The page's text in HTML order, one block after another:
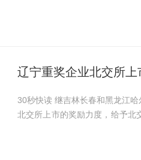
辽宁重奖企业北交所
30秒快读 继吉林长春和黑龙江哈尔滨之后，辽宁也于近日出台利好政策加大企业在
北交所上市的奖励力度，给予北交所上